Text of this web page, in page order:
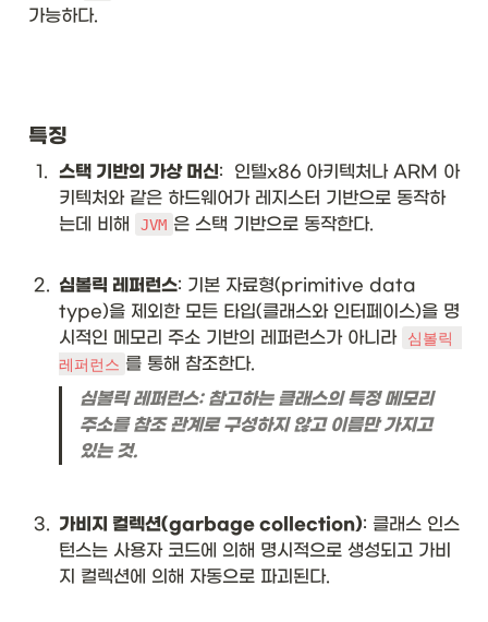
가능하다.
특징
1 . 스택 기반의 가상 머신:  인텔x86 아키텍처나 ARM 아
키텍처와 같은 하드웨어가 레지스터 기반으로 동작하
는데 비해
JVM 은 스택 기반으로 동작한다.
2. 심볼릭 레퍼런스: 기본 자료형(primitive data
type)을 제외한 모든 타입(클래스와 인터페이스)을 명
시적인 메모리 주소 기반의 레퍼런스가 아니라
심볼릭
레퍼런스 를 통해 참조한다.
심볼릭 레퍼런스: 참고하는 클래스의 특정 메모리
주소를 참조 관계로 구성하지 않고 이름만 가지고
있는 것.
3. 가비지 컬렉션(garbage collection): 클래스 인스
턴스는 사용자 코드에 의해 명시적으로 생성되고 가비
지 컬렉션에 의해 자동으로 파괴된다.